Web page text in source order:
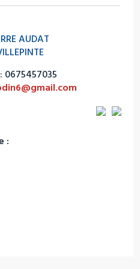
AUDAT
0675457035
: